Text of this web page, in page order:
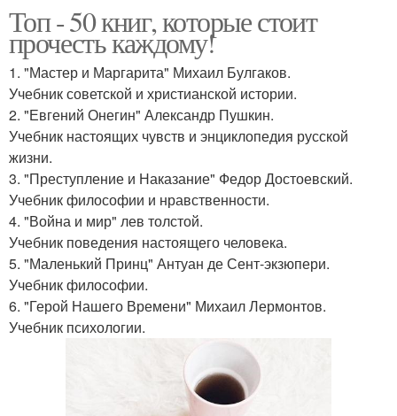
Топ - 50 книг, которые стоит
прочесть каждому!
1. "Мастер и Маргарита" Михаил Булгаков.
Учебник советской и христианской истории.
2. "Евгений Онегин" Александр Пушкин.
Учебник настоящих чувств и энциклопедия русской
жизни.
3. "Преступление и Наказание" Федор Достоевский.
Учебник философии и нравственности.
4. "Война и мир" лев толстой.
Учебник поведения настоящего человека.
5. "Маленький Принц" Антуан де Сент-экзюпери.
Учебник философии.
6. "Герой Нашего Времени" Михаил Лермонтов.
Учебник психологии.